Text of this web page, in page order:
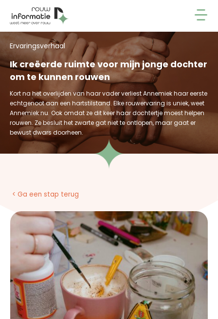
Ervaringsverhaal
Ik creëerde ruimte voor mijn jonge dochter
om te kunnen rouwen
Kort na het overlijden van haar vader verliest Annemiek haar eerste
echtgenoot aan een hartstilstand. Elke rouwervaring is uniek, weet
Annemiek nu. Ook omdat ze dit keer haar dochtertje moest helpen
rouwen. Ze besluit het zwarte gat niet te ontlopen, maar gaat er
bewust dwars doorheen.
< Ga een stap terug